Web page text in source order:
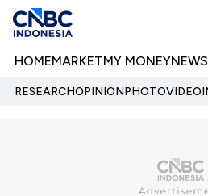
HOMEMARKETMY MONEYNEWS
RESEARCHOPINIONPHOTOVIDEO